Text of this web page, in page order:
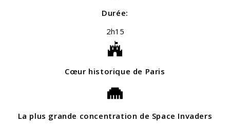
Durée:
2h15
Cœur historique de Paris
La plus grande concentration de Space Invaders